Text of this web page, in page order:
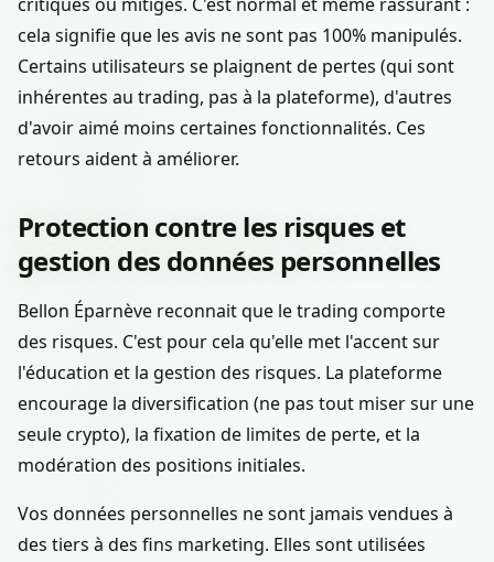
cela signifie que les avis ne sont pas 100% manipulés.
Certains utilisateurs se plaignent de pertes (qui sont
inhérentes au trading, pas à la plateforme), d'autres
d'avoir aimé moins certaines fonctionnalités. Ces
retours aident à améliorer.
Protection contre les risques et
gestion des données personnelles
Bellon Éparnève reconnait que le trading comporte
des risques. C'est pour cela qu'elle met l'accent sur
l'éducation et la gestion des risques. La plateforme
encourage la diversification (ne pas tout miser sur une
seule crypto), la fixation de limites de perte, et la
modération des positions initiales.
Vos données personnelles ne sont jamais vendues à
des tiers à des fins marketing. Elles sont utilisées